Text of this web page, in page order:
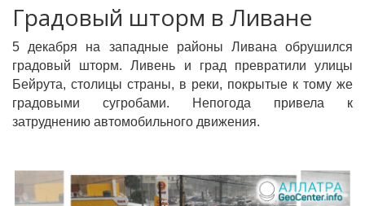
Градовый шторм в Ливане
5 декабря на западные районы Ливана обрушился
градовый шторм. Ливень и град превратили улицы
Бейрута, столицы страны, в реки, покрытые к тому же
градовыми сугробами. Непогода привела к
затруднению автомобильного движения.